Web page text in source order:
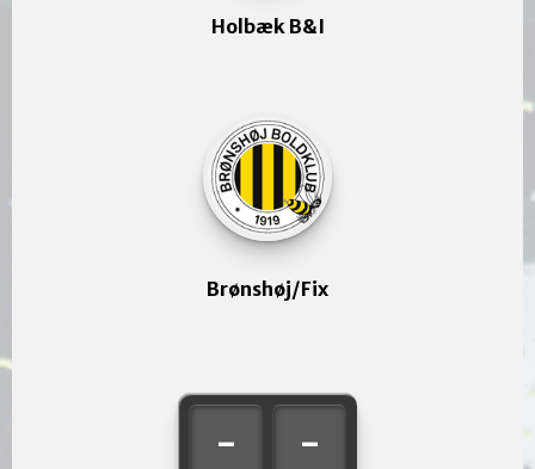
Holbæk B&I
- -
Brønshøj/Fix